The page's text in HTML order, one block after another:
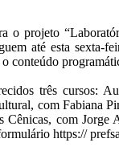
o projeto
até esta sexta-
conteúdo
três cursos:
com Fabiana
Cênicas, com Jorge
https://